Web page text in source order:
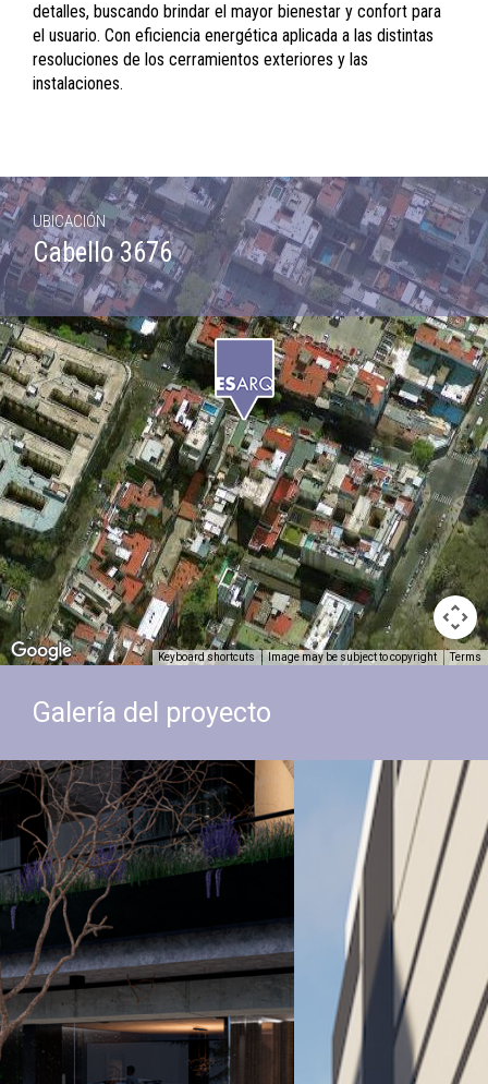
detalles, buscando brindar el mayor bienestar y confort para
el usuario. Con eficiencia energética aplicada a las distintas
resoluciones de los cerramientos exteriores y las
instalaciones.
Keyboard shortcuts Image may be subject to copyright Terms
UBICACIÓN
Cabello 3676
Galería del proyecto